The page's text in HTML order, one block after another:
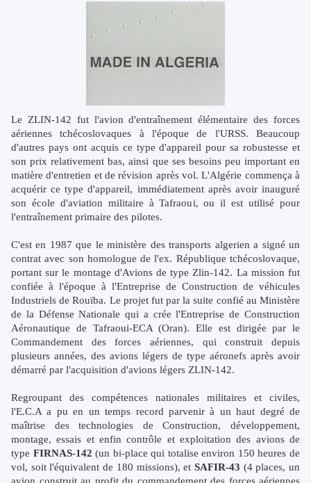
Le ZLIN-142 fut l'avion d'entraînement élémentaire des forces
aériennes tchécoslovaques à l'époque de l'URSS. Beaucoup
d'autres pays ont acquis ce type d'appareil pour sa robustesse et
son prix relativement bas, ainsi que ses besoins peu important en
matière d'entretien et de révision après vol. L'Algérie commença à
acquérir ce type d'appareil, immédiatement après avoir inauguré
son école d'aviation militaire à Tafraoui, ou il est utilisé pour
l'entraînement primaire des pilotes.
C'est en 1987 que le ministère des transports algerien a signé un
contrat avec son homologue de l'ex. République tchécoslovaque,
portant sur le montage d'Avions de type Zlin-142. La mission fut
confiée à l'époque à l'Entreprise de Construction de véhicules
Industriels de Rouïba. Le projet fut par la suite confié au Ministère
de la Défense Nationale qui a crée l'Entreprise de Construction
Aéronautique de Tafraoui-ECA (Oran). Elle est dirigée par le
Commandement des forces aériennes, qui construit depuis
plusieurs années, des avions légers de type aéronefs après avoir
démarré par l'acquisition d'avions légers ZLIN-142.
Regroupant des compétences nationales militaires et civiles,
l'E.C.A a pu en un temps record parvenir à un haut degré de
maîtrise des technologies de Construction, développement,
montage, essais et enfin contrôle et exploitation des avions de
type FIRNAS-142(un bi-place qui totalise environ 150 heures de
vol, soit l'équivalent de 180 missions), et SAFIR-43 (4 places, un
avion construit au profit du commandement des forces aériennes